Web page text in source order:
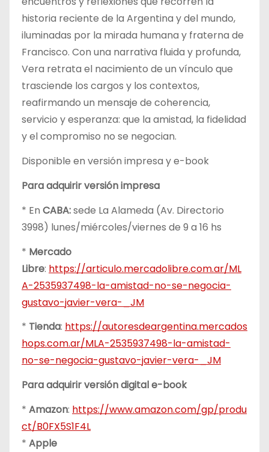
historia reciente de la Argentina y del mundo,
iluminadas por la mirada humana y fraterna de
Francisco. Con una narrativa fluida y profunda,
Vera retrata el nacimiento de un vínculo que
trasciende los cargos y los contextos,
reafirmando un mensaje de coherencia,
servicio y esperanza: que la amistad, la fidelidad
y el compromiso no se negocian.
Disponible en versión impresa y e-book
Para adquirir versión impresa
* En CABA:sede La Alameda (Av. Directorio
3998) lunes/miércoles/viernes de 9 a 16 hs
* Mercado
Libre: https://articulo.mercadolibre.com.ar/ML
A-2535937498-la-amistad-no-se-negocia-
gustavo-javier-vera-_JM
* Tienda: https://autoresdeargentina.mercados
hops.com.ar/MLA-2535937498-la-amistad-
no-se-negocia-gustavo-javier-vera-_JM
Para adquirir versión digital e-book
* Amazon: https://www.amazon.com/gp/produ
ct/B0FX5S1F4L
* Apple